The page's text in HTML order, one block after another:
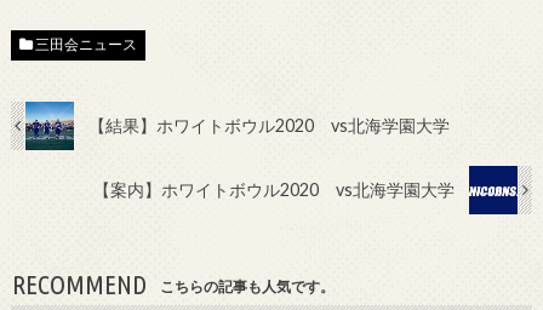
三田会ニュース
【結果】ホワイトボウル2020 vs北海学園大学
【案内】ホワイトボウル2020 vs北海学園大学
RECOMMEND こちらの記事も人気です。